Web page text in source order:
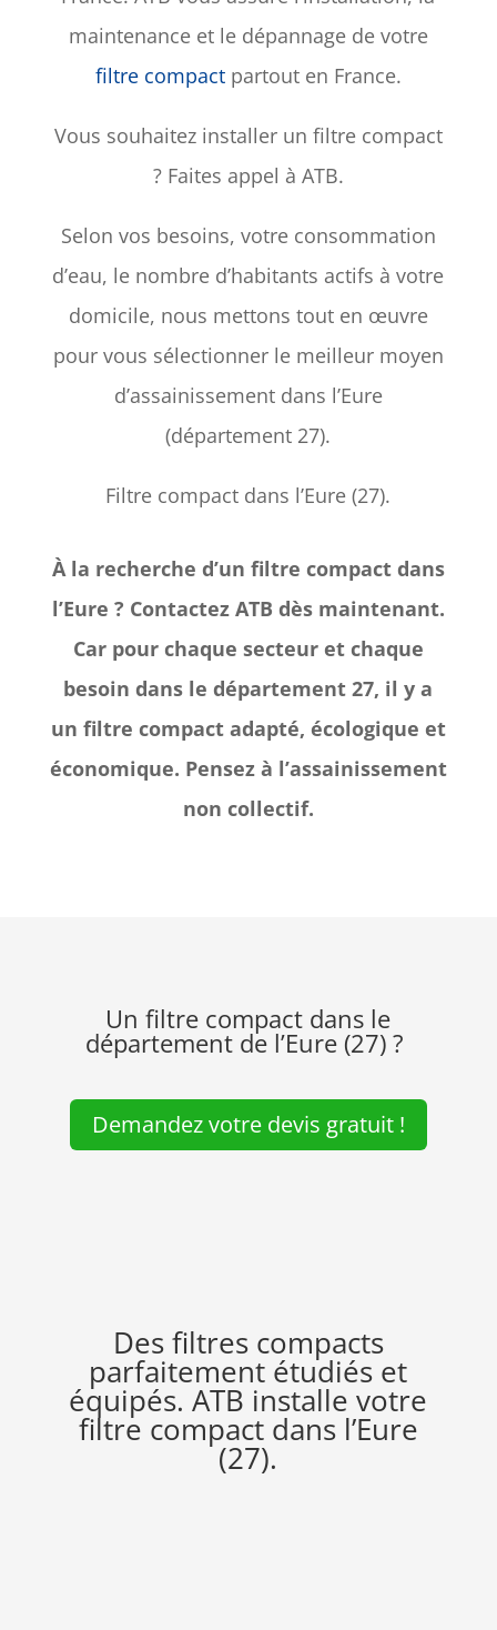
maintenance et le dépannage de votre
filtre compactpartout en France.
Vous souhaitez installer un filtre compact
? Faites appel à ATB.
Selon vos besoins, votre consommation
d’eau, le nombre d’habitants actifs à votre
domicile, nous mettons tout en œuvre
pour vous sélectionner le meilleur moyen
d’assainissement dans l’Eure
(département 27).
Filtre compact dans l’Eure (27).
À la recherche d’un filtre compact dans
l’Eure ? Contactez ATB dès maintenant.
Car pour chaque secteur et chaque
besoin dans le département 27, il y a
un filtre compact adapté, écologique et
économique. Pensez à l’assainissement
non collectif.
Un filtre compact dans le
département de l’Eure (27) ?
Demandez votre devis gratuit !
Des filtres compacts
parfaitement étudiés et
équipés. ATB installe votre
filtre compact dans l’Eure
(27).